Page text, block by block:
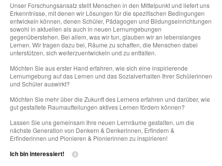
Unser Forschungsansatz stellt Menschen in den Mittelpunkt und liefert uns
Erkenntnisse, mit denen wir Lösungen für die spezifischen Bedingungen
entwickeln können, denen Schüler, Pädagogen und Bildungseinrichtungen
sowohl in aktuellen als auch in neuen Lernumgebungen
gegenüberstehen. Bei allem, was wir tun, glauben wir an lebenslanges
Lernen. Wir tragen dazu bei, Räume zu schaffen, die Menschen dabei
unterstützen, sich weiterzuentwickeln und zu entfalten.
Möchten Sie aus erster Hand erfahren, wie sich eine inspirierende
Lernumgebung auf das Lernen und das Sozialverhalten Ihrer Schülerinnen
und Schüler auswirkt?
Möchten Sie mehr über die Zukunft des Lernens erfahren und darüber, wie
gut gestaltete Raumaufteilungen aktives Lernen fördern können?
Lassen Sie uns gemeinsam Ihre neuen Lernräume gestalten, um die
nächste Generation von Denkern & Denkerinnen, Erfindern &
Erfinderinnen und Pionieren & Pionierinnen zu inspirieren!
Ich bin interessiert!